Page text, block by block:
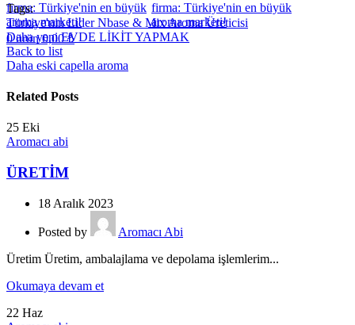
0ürün 0,00₺
Tags:
Türkiye'nin Lider Nbase & Mix Aroma Üreticisi
Daha yeni EVDE LİKİT YAPMAK
Back to list
Daha eski capella aroma
Related Posts
25 Eki
Aromacı abi
ÜRETİM
18 Aralık 2023
Posted by
Aromacı Abi
Üretim Üretim, ambalajlama ve depolama işlemlerim...
Okumaya devam et
22 Haz